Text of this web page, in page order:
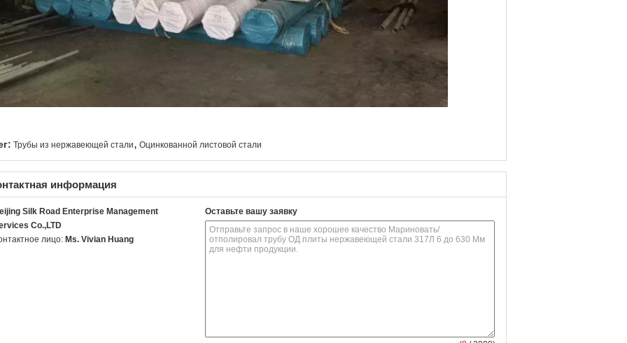
Трубы из нержавеющей стали, Оцинкованной листовой стали
информация
Silk Road Enterprise Management
Co.,LTD
лицо: Ms. Vivian Huang
Оставьте вашу заявку